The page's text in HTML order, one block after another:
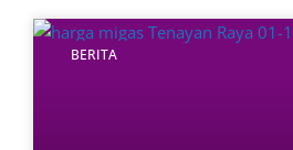
BERITA